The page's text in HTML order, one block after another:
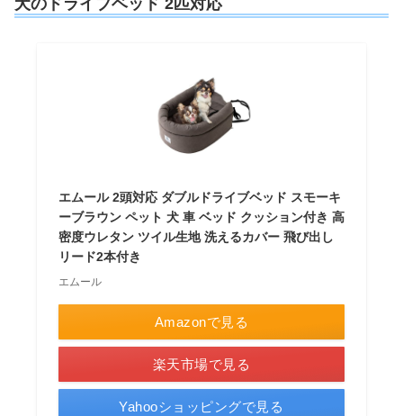
犬のドライブベッド 2匹対応
エムール 2頭対応 ダブルドライブベッド スモーキ
ーブラウン ペット 犬 車 ベッド クッション付き 高
密度ウレタン ツイル生地 洗えるカバー 飛び出し
リード2本付き
エムール
Amazonで見る
楽天市場で見る
Yahooショッピングで見る